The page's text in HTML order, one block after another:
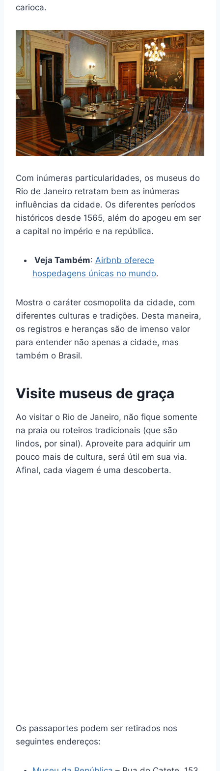
carioca.
Com inúmeras particularidades, os museus do
Rio de Janeiro retratam bem as inúmeras
influências da cidade. Os diferentes períodos
históricos desde 1565, além do apogeu em ser
a capital no império e na república.
Veja Também: Airbnb oferece
hospedagens únicas no mundo.
Mostra o caráter cosmopolita da cidade, com
diferentes culturas e tradições. Desta maneira,
os registros e heranças são de imenso valor
para entender não apenas a cidade, mas
também o Brasil.
Visite museus de graça
Ao visitar o Rio de Janeiro, não fique somente
na praia ou roteiros tradicionais (que são
lindos, por sinal). Aproveite para adquirir um
pouco mais de cultura, será útil em sua via.
Afinal, cada viagem é uma descoberta.
Os passaportes podem ser retirados nos
seguintes endereços: